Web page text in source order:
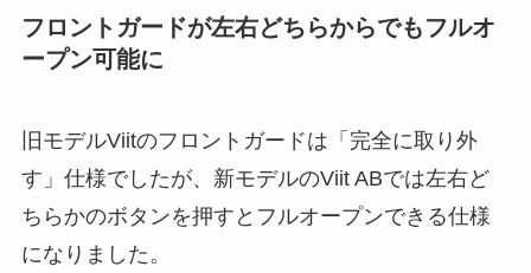
フロントガードが左右どちらからでもフルオ
ープン可能に
旧モデルViitのフロントガードは「完全に取り外
す」仕様でしたが、新モデルのViit ABでは左右ど
ちらかのボタンを押すとフルオープンできる仕様
になりました。